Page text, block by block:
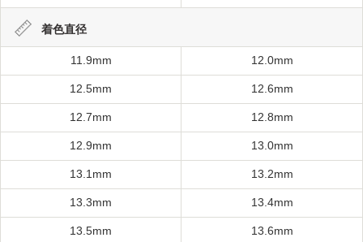
着色直径
11.9mm 12.0mm
12.5mm 12.6mm
12.7mm 12.8mm
12.9mm 13.0mm
13.1mm 13.2mm
13.3mm 13.4mm
13.5mm 13.6mm